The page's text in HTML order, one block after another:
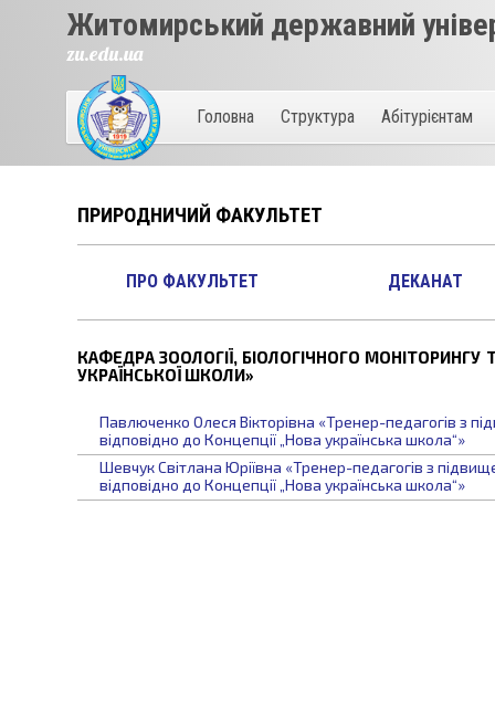
Житомирський державний
zu.edu.ua
Головна Структура Абітурієнтам
ПРИРОДНИЧИЙ ФАКУЛЬТЕТ
ПРО ФАКУЛЬТЕТ ДЕКАНАТ
КАФЕДРА ЗООЛОГІЇ, БІОЛОГІЧНОГО
УКРАЇНСЬКОЇ ШКОЛИ»
Павлюченко Олеся Вікторівна «Тренер-педагогів з
відповідно до Концепції „Нова українська школа“»
Шевчук Світлана Юріївна «Тренер-педагогів з
відповідно до Концепції „Нова українська школа“»